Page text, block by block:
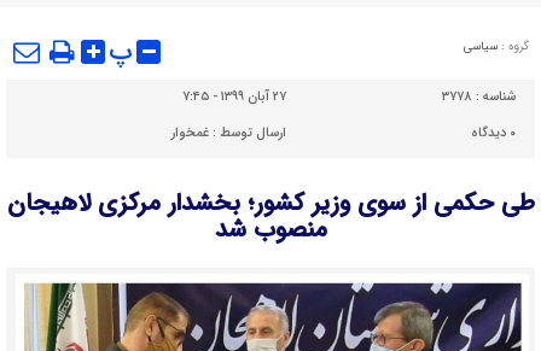
گروه : سیاسی پ
شناسه : ۳۷۷۸
۲۷ آبان ۱۳۹۹ - ۷:۴۵
۰ دیدگاه ارسال توسط :غمخوار
طی حکمی از سوی وزیر کشور؛ بخشدار مرکزی لاهیجان
منصوب شد